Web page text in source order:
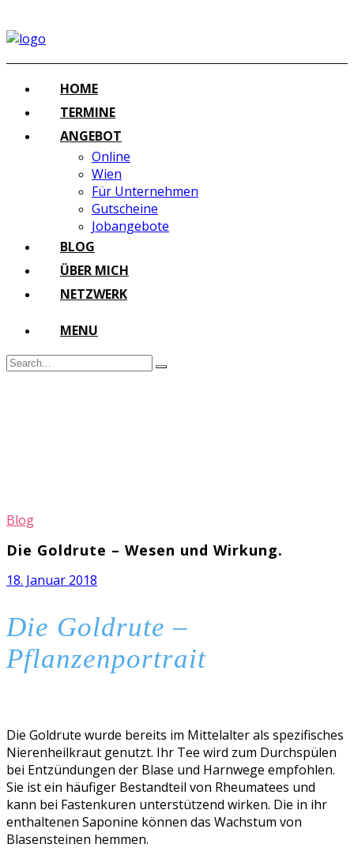
HOME
TERMINE
ANGEBOT
Online
Wien
Für Unternehmen
Gutscheine
Jobangebote
BLOG
ÜBER MICH
NETZWERK
MENU
Blog
Die Goldrute – Wesen und Wirkung.
18. Januar 2018
Die Goldrute –
Pflanzenportrait
Die Goldrute wurde bereits im Mittelalter als spezifisches
Nierenheilkraut genutzt. Ihr Tee wird zum Durchspülen
bei Entzündungen der Blase und Harnwege empfohlen.
Sie ist ein häufiger Bestandteil von Rheumatees und
kann bei Fastenkuren unterstützend wirken. Die in ihr
enthaltenen Saponine können das Wachstum von
Blasensteinen hemmen.